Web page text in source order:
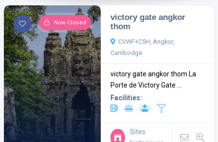
Now Closed
victory gate angkor
thom
CVWF+C5H, Angkor,
Cambodge
victory gate angkor thom La
Porte de Victory Gate ...
Facilities:
Sites